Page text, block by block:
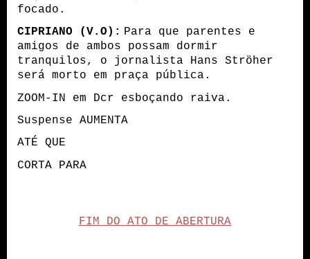
focado.
CIPRIANO (V.O): Para que parentes e
amigos de ambos possam dormir
tranquilos, o jornalista Hans Ströher
será morto em praça pública.
ZOOM-IN em Dcr esboçando raiva.
Suspense AUMENTA
ATÉ QUE
CORTA PARA
FIM DO ATO DE ABERTURA